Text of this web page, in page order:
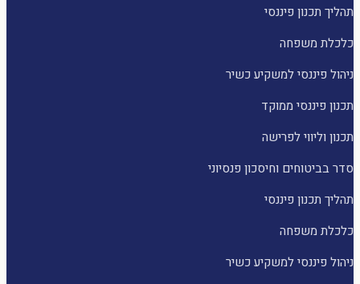
תהליך תכנון פיננסי
כלכלת משפחה
ניהול פיננסי למשקיע כשיר
תכנון פיננסי ממוקד
תכנון וליווי לפרישה
סדר בביטוחים וחיסכון פנסיוני
תהליך תכנון פיננסי
כלכלת משפחה
ניהול פיננסי למשקיע כשיר